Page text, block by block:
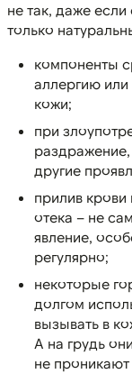
не так, даже если
только
компоненты
аллергию или
кожи;
при
другие
прилив
отека – не
явление,
регулярно;
некоторые
долгом
вызывать в
А на грудь
не